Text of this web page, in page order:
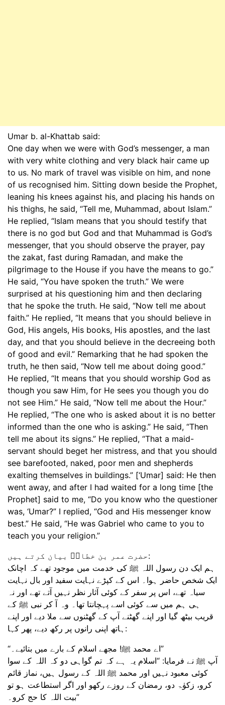
Umar b. al-Khattab said:
One day when we were with God’s messenger, a man
with very white clothing and very black hair came up
to us. No mark of travel was visible on him, and none
of us recognised him. Sitting down beside the Prophet,
leaning his knees against his, and placing his hands on
his thighs, he said, “Tell me, Muhammad, about Islam.”
He replied, “Islam means that you should testify that
there is no god but God and that Muhammad is God’s
messenger, that you should observe the prayer, pay
the zakat, fast during Ramadan, and make the
pilgrimage to the House if you have the means to go.”
He said, “You have spoken the truth.” We were
surprised at his questioning him and then declaring
that he spoke the truth. He said, “Now tell me about
faith.” He replied, “It means that you should believe in
God, His angels, His books, His apostles, and the last
day, and that you should believe in the decreeing both
of good and evil.” Remarking that he had spoken the
truth, he then said, “Now tell me about doing good.”
He replied, “It means that you should worship God as
though you saw Him, for He sees you though you do
not see Him.” He said, “Now tell me about the Hour.”
He replied, “The one who is asked about it is no better
informed than the one who is asking.” He said, “Then
tell me about its signs.” He replied, “That a maid-
servant should beget her mistress, and that you should
see barefooted, naked, poor men and shepherds
exalting themselves in buildings.” [‘Umar] said: He then
went away, and after I had waited for a long time [the
Prophet] said to me, “Do you know who the questioner
was, ‘Umar?” I replied, “God and His messenger know
best.” He said, “He was Gabriel who came to you to
teach you your religion.”
حضرت عمر بن خطابؓ بیان کرتے ہیں:
ہم ایک دن رسول اللہ ﷺ کی خدمت میں موجود تھے کہ اچانک
ایک شخص حاضر ہوا۔ اس کے کپڑے نہایت سفید اور بال نہایت
سیاہ تھے، اس پر سفر کے کوئی آثار نظر نہیں آتے تھے اور نہ
ہی ہم میں سے کوئی اسے پہچانتا تھا۔ وہ آ کر نبی ﷺ کے
قریب بیٹھ گیا اور اپنے گھٹنے آپ کے گھٹنوں سے ملا دیے اور اپنے
ہاتھ اپنی رانوں پر رکھ دیے، پھر کہا:
“اے محمد ﷺ! مجھے اسلام کے بارے میں بتائیے۔”
آپ ﷺ نے فرمایا: “اسلام یہ ہے کہ تم گواہی دو کہ اللہ کے سوا
کوئی معبود نہیں اور محمد ﷺ اللہ کے رسول ہیں، نماز قائم
کرو، زکوٰۃ دو، رمضان کے روزے رکھو اور اگر استطاعت ہو تو
بیت اللہ کا حج کرو۔”